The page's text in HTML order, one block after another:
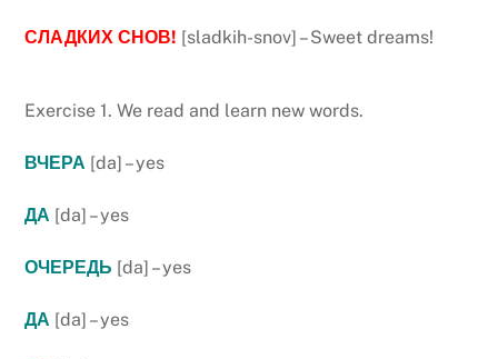
СЛАДКИХ СНОВ! [sladkih-snov] – Sweet dreams!
Exercise 1.We read and learn new words.
ВЧЕРА [da] – yes
ДА [da] – yes
ОЧЕРЕДЬ [da] – yes
ДА [da] – yes